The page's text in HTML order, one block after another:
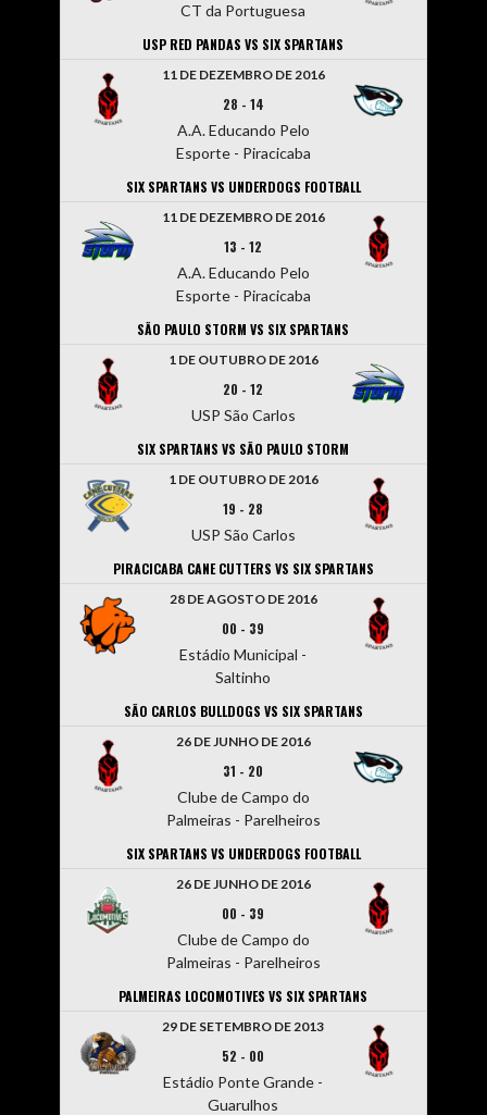
CT da Portuguesa
USP RED PANDAS VS SIX SPARTANS
11 DE DEZEMBRO DE 2016
28 - 14
A.A. Educando Pelo
Esporte - Piracicaba
SIX SPARTANS VS UNDERDOGS FOOTBALL
11 DE DEZEMBRO DE 2016
13 -12
A.A. Educando Pelo
Esporte - Piracicaba
SÃO PAULO STORM VS SIX SPARTANS
1 DE OUTUBRO DE 2016
20 -12
USP São Carlos
SIX SPARTANS VS SÃO PAULO STORM
1 DE OUTUBRO DE 2016
19 - 28
USP São Carlos
PIRACICABA CANE CUTTERS VS SIX SPARTANS
28 DE AGOSTO DE 2016
00 - 39
Estádio Municipal -
Saltinho
SÃO CARLOS BULLDOGS VS SIX SPARTANS
26 DE JUNHO DE 2016
31 - 20
Clube de Campo do
Palmeiras - Parelheiros
SIX SPARTANS VS UNDERDOGS FOOTBALL
26 DE JUNHO DE 2016
00 - 39
Clube de Campo do
Palmeiras - Parelheiros
PALMEIRAS LOCOMOTIVES VS SIX SPARTANS
29 DE SETEMBRO DE 2013
52 - 00
Estádio Ponte Grande -
Guarulhos